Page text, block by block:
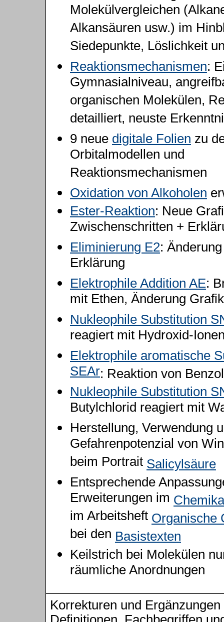
Molekülvergleichen
Alkansäuren usw.) im
Siedepunkte, Löslichkeit
Reaktionsmechanismen:
Gymnasialniveau,
organischen Molekülen,
detailliert, neuste
9 neue digitale Folien zu
Orbitalmodellen und
Reaktionsmechanismen
Oxidation von Alkoholen
Ester-Reaktion: Neue
Zwischenschritten +
Eliminierung E2:
Erklärung
Elektrophile Addition AE:
mit Ethen, Änderung
Nukleophile Substitution
reagiert mit Hydroxid-
Elektrophile aromatische
SEAr: Reaktion von
Nukleophile Substitution
Butylchlorid reagiert mit
Herstellung, Verwendung
Gefahrenpotenzial von
beim Portrait Salicylsäure
Entsprechende
Erweiterungen im
im Arbeitsheft Organische
bei den Basistexten
Keilstrich bei Molekülen
räumliche Anordnungen
Korrekturen und Ergänzungen